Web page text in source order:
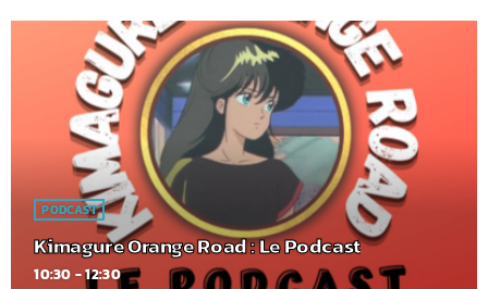
PODCAST
Kimagure Orange Road : Le Podcast
10:30 - 12:30